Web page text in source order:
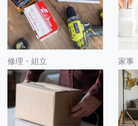
修理・組立 家事